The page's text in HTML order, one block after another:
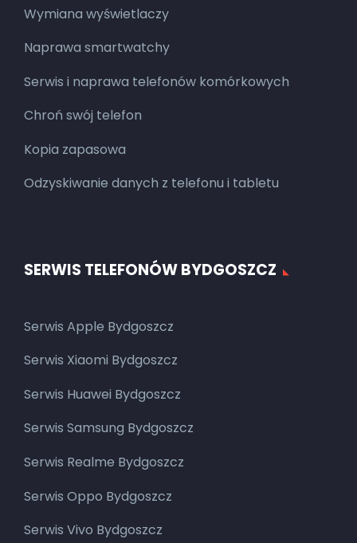
Wymiana wyświetlaczy
Naprawa smartwatchy
Serwis i naprawa telefonów komórkowych
Chroń swój telefon
Kopia zapasowa
Odzyskiwanie danych z telefonu i tabletu
SERWIS TELEFONÓW BYDGOSZCZ
Serwis Apple Bydgoszcz
Serwis Xiaomi Bydgoszcz
Serwis Huawei Bydgoszcz
Serwis Samsung Bydgoszcz
Serwis Realme Bydgoszcz
Serwis Oppo Bydgoszcz
Serwis Vivo Bydgoszcz